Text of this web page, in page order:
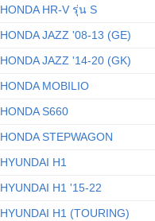
HONDA HR-V รุ่น S
HONDA JAZZ '08-13 (GE)
HONDA JAZZ '14-20 (GK)
HONDA MOBILIO
HONDA S660
HONDA STEPWAGON
HYUNDAI H1
HYUNDAI H1 '15-22
HYUNDAI H1 (TOURING)